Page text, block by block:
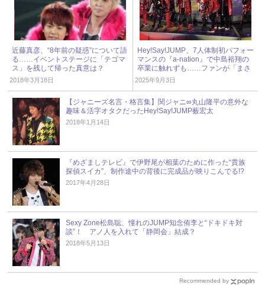
近藤真彦、“8年前の疑惑”について語
る……イベントステージに「テゴマ
ス」を残して帰った真意は？
2018年3月18日
Hey!Say!JUMP、7人体制初パフォー
マンスの『a-nation』で中島裕翔の
卒業に触れずも……ファンが「まさ
か」と驚いた披露曲とは？ « ジャニ
ーズ研究会
2025年9月3日
【ジャニーズ名言・格言集】関ジャニ∞丸山隆平の意外な
趣味＆活字オタクだったHey!Say!JUMP薮宏太
2018年1月14日
『めざましテレビ』で伊野尾が相葉のために作った“貴族
探偵スイカ”、制作途中の背後に完成品が映りこんでる!?
2017年4月28日
Sexy Zone松島聡、憧れのJUMP知念侑李と“ドキドキ対
談”！ アノ人を入れて「静岡会」結成？
2018年5月13日
Recommended by